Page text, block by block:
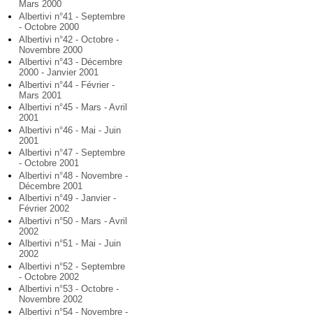
Mars 2000
Albertivi n°41 - Septembre
- Octobre 2000
Albertivi n°42 - Octobre -
Novembre 2000
Albertivi n°43 - Décembre
2000 - Janvier 2001
Albertivi n°44 - Février -
Mars 2001
Albertivi n°45 - Mars - Avril
2001
Albertivi n°46 - Mai - Juin
2001
Albertivi n°47 - Septembre
- Octobre 2001
Albertivi n°48 - Novembre -
Décembre 2001
Albertivi n°49 - Janvier -
Février 2002
Albertivi n°50 - Mars - Avril
2002
Albertivi n°51 - Mai - Juin
2002
Albertivi n°52 - Septembre
- Octobre 2002
Albertivi n°53 - Octobre -
Novembre 2002
Albertivi n°54 - Novembre -